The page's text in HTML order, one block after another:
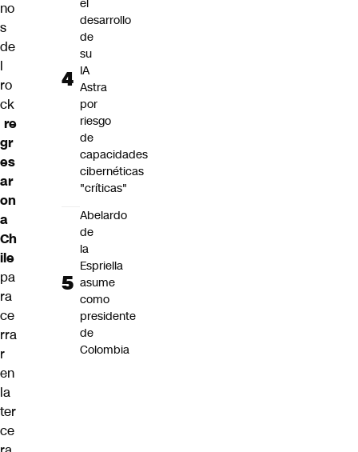
no
s
de
l
ro
ck
re
gr
es
ar
on
a
Ch
ile
pa
ra
ce
rra
r
en
la
ter
ce
el
desarrollo
de
su
IA
Astra
por
riesgo
de
capacidades
cibernéticas
"críticas"
Abelardo
de
la
Espriella
asume
como
presidente
de
Colombia